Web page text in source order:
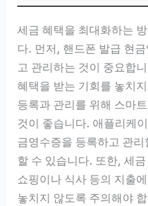
세금 혜택을 최대화하는
다. 먼저, 핸드폰 발급 현
고 관리하는 것이 중요합
혜택을 받는 기회를 놓치
등록과 관리를 위해 스마
것이 좋습니다. 애플리케
금영수증을 등록하고 관
할 수 있습니다. 또한, 세
쇼핑이나 식사 등의 지출
놓치지 않도록 주의해야